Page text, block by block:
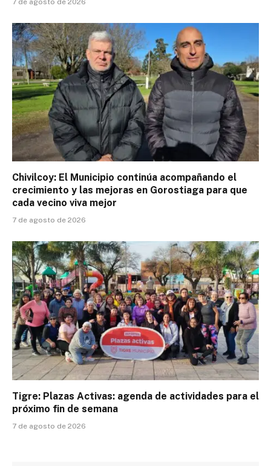
Chivilcoy: El Municipio continúa acompañando el
crecimiento y las mejoras en Gorostiaga para que
cada vecino viva mejor
7 de agosto de 2026
Tigre: Plazas Activas: agenda de actividades para el
próximo fin de semana
7 de agosto de 2026